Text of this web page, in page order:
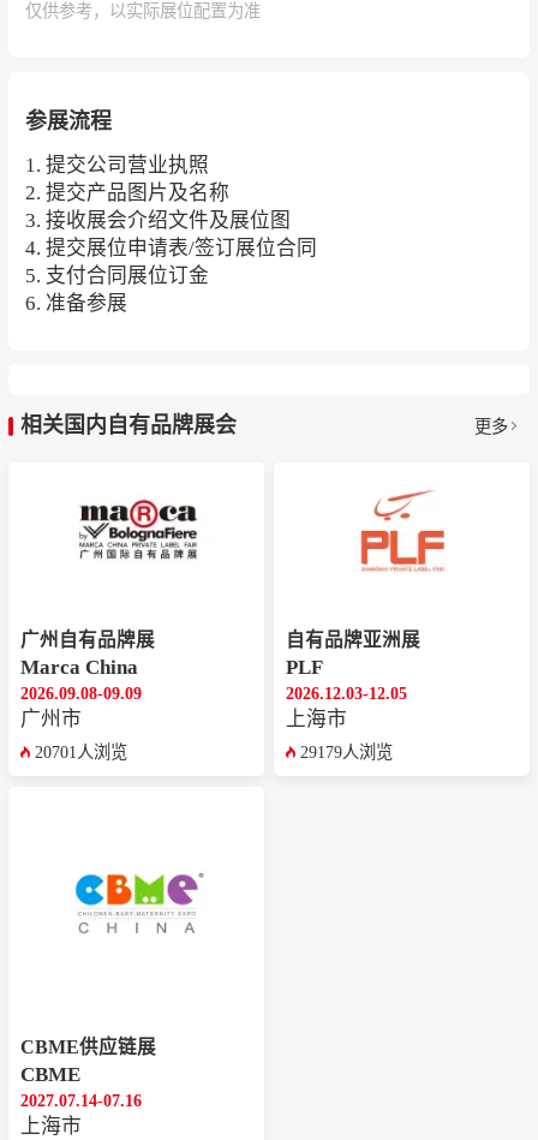
仅供参考，以实际展位配置为准
参展流程
1. 提交公司营业执照
2. 提交产品图片及名称
3. 接收展会介绍文件及展位图
4. 提交展位申请表/签订展位合同
5. 支付合同展位订金
6. 准备参展
相关国内自有品牌展会 更多
广州自有品牌展
Marca China
2026.09.08-09.09
广州市
20701人浏览
CBME供应链展
CBME
2027.07.14-07.16
上海市
自有品牌亚洲展
PLF
2026.12.03-12.05
上海市
29179人浏览